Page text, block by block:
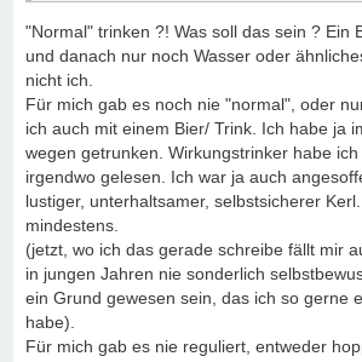
"Normal" trinken ?! Was soll das sein ? Ein
und danach nur noch Wasser oder
nicht ich.
Für mich gab es noch nie "normal", oder
ich auch mit einem Bier/ Trink. Ich habe ja
wegen getrunken. Wirkungstrinker habe ich
irgendwo gelesen. Ich war ja auch
lustiger, unterhaltsamer, selbstsicherer
mindestens.
(jetzt, wo ich das gerade schreibe fällt mir
in jungen Jahren nie sonderlich
ein Grund gewesen sein, das ich so gerne
habe).
Für mich gab es nie reguliert, entweder